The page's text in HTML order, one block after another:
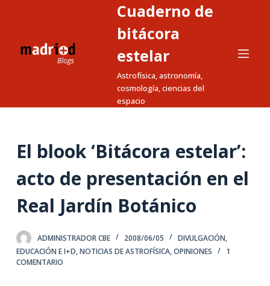
a
d
o
Cuaderno de
bitácora
estelar
Astrofísica, astronomía,
cosmología, ciencias del
espacio
El blook ‘Bitácora estelar’:
acto de presentación en el
Real Jardín Botánico
ADMINISTRADOR CBE 2008/06/05 DIVULGACIÓN,
EDUCACIÓN E I+D,NOTICIAS DE ASTROFÍSICA,OPINIONES
1
COMENTARIO